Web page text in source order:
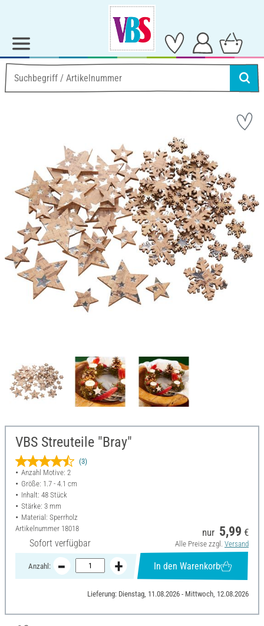
VBS Streuteile "Bray"
(3)
Anzahl Motive: 2
Größe: 1.7 - 4.1 cm
Inhalt: 48 Stück
Stärke: 3 mm
Material: Sperrholz
Artikelnummer 18018
Sofort verfügbar
nur 5,99 €
Alle Preise zzgl. Versand
Anzahl: In den Warenkorb
Lieferung: Dienstag, 11.08.2026 - Mittwoch, 12.08.2026